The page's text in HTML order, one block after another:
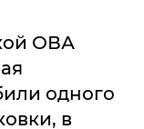
ОВА
одного
в